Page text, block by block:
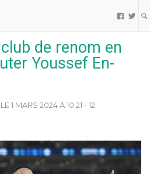
 
de renom en
Youssef En-
LE 1 MARS 2024 À 10:21 - 12